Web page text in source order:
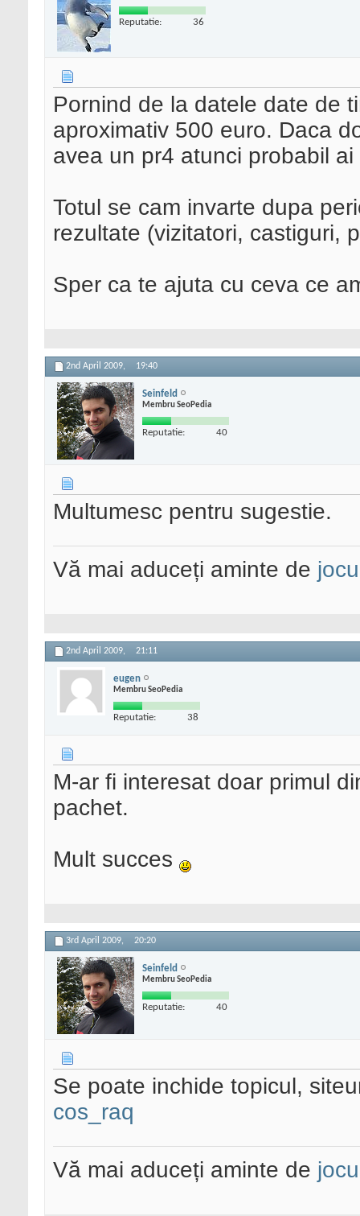
Reputatie: 36
Pornind de la datele date de
aproximativ 500 euro. Daca
avea un pr4 atunci probabil
Totul se cam invarte dupa
rezultate (vizitatori, castiguri,
Sper ca te ajuta cu ceva ce
2nd April 2009, 19:40
Seinfeld
Membru SeoPedia
Reputatie: 40
Multumesc pentru sugestie.
Vă mai aduceți aminte de
2nd April 2009, 21:11
eugen
Membru SeoPedia
Reputatie: 38
M-ar fi interesat doar primul
pachet.
Mult succes
3rd April 2009, 20:20
Seinfeld
Membru SeoPedia
Reputatie: 40
Se poate inchide topicul,
cos_raq
Vă mai aduceți aminte de